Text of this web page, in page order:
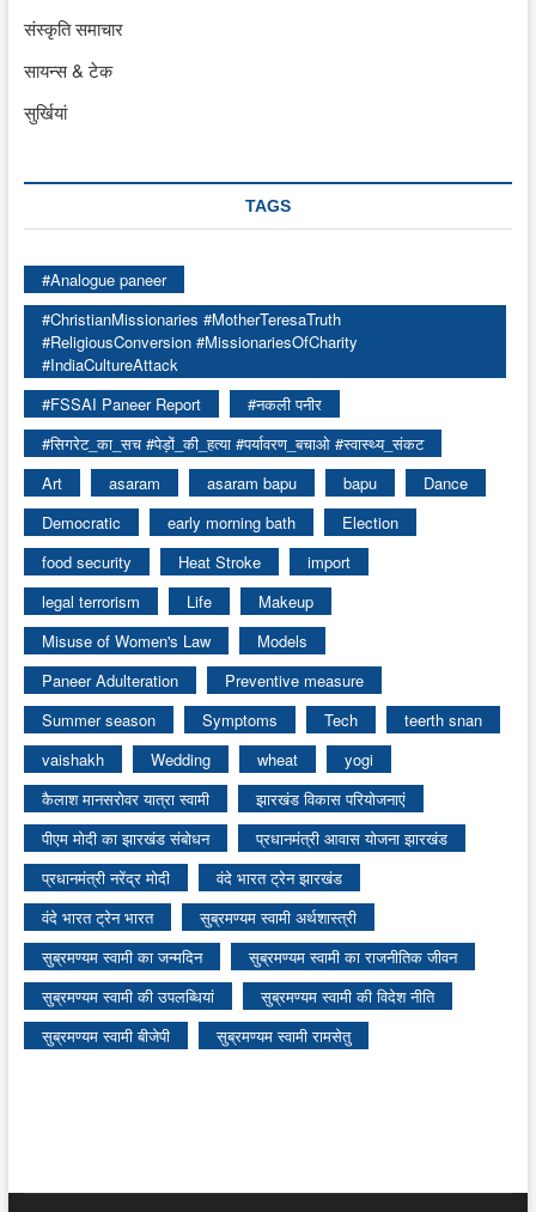
संस्कृति समाचार
सायन्स & टेक
सुर्खियां
TAGS
#Analogue paneer
#ChristianMissionaries #MotherTeresaTruth
#ReligiousConversion #MissionariesOfCharity
#IndiaCultureAttack
#FSSAI Paneer Report
#नकली पनीर
#सिगरेट_का_सच #पेड़ों_की_हत्या #पर्यावरण_बचाओ #स्वास्थ्य_संकट
Art
asaram asaram bapu bapu
Dance
Democratic
early morning bath
Election
food security
Heat Stroke
import
legal terrorism
Life
Makeup
Misuse of Women's Law
Models
Paneer Adulteration
Preventive measure
Summer season
Symptoms Tech
teerth snan
vaishakh
Wedding wheat
yogi
कैलाश मानसरोवर यात्रा स्वामी
झारखंड विकास परियोजनाएं
पीएम मोदी का झारखंड संबोधन
प्रधानमंत्री आवास योजना झारखंड
प्रधानमंत्री नरेंद्र मोदी
वंदे भारत ट्रेन झारखंड
वंदे भारत ट्रेन भारत
सुब्रमण्यम स्वामी अर्थशास्त्री
सुब्रमण्यम स्वामी का जन्मदिन
सुब्रमण्यम स्वामी का राजनीतिक जीवन
सुब्रमण्यम स्वामी की उपलब्धियां
सुब्रमण्यम स्वामी की विदेश नीति
सुब्रमण्यम स्वामी बीजेपी
सुब्रमण्यम स्वामी रामसेतु